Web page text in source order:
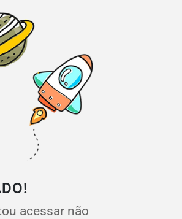
acessar não